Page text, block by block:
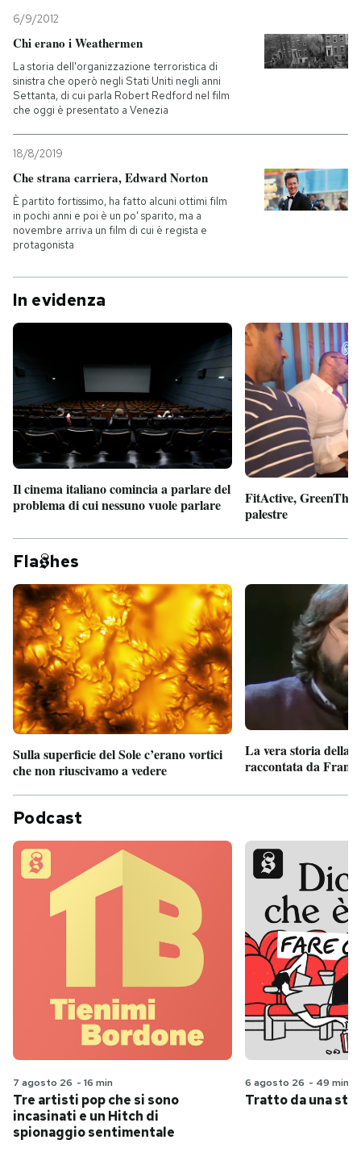
6/9/2012
Chi erano i Weathermen
La storia dell'organizzazione terroristica di
sinistra che operò negli Stati Uniti negli anni
Settanta, di cui parla Robert Redford nel film
che oggi è presentato a Venezia
18/8/2019
Che strana carriera, Edward Norton
È partito fortissimo, ha fatto alcuni ottimi film
in pochi anni e poi è un po' sparito, ma a
novembre arriva un film di cui è regista e
protagonista
In evidenza
Il cinema italiano comincia a parlare del
problema di cui nessuno vuole parlare
FitActive,
palestre
Fla hes
Sulla superficie del Sole c’erano vortici
che non riuscivamo a vedere
La vera storia della
raccontata da
Podcast
7 agosto 26 - 16 min
Tre artisti pop che si sono
incasinati e un Hitch di
spionaggio sentimentale
6 agosto 26 - 49 min
Tratto da una